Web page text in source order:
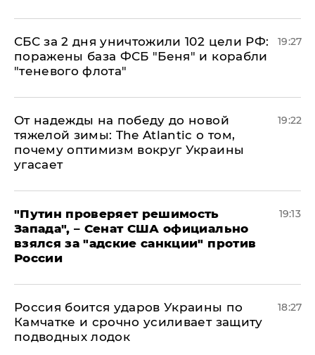
СБС за 2 дня уничтожили 102 цели РФ:
поражены база ФСБ "Беня" и корабли
"теневого флота"
19:27
От надежды на победу до новой
тяжелой зимы: The Atlantic о том,
почему оптимизм вокруг Украины
угасает
19:22
"Путин проверяет решимость
Запада", – Сенат США официально
взялся за "адские санкции" против
России
19:13
Россия боится ударов Украины по
Камчатке и срочно усиливает защиту
подводных лодок
18:27